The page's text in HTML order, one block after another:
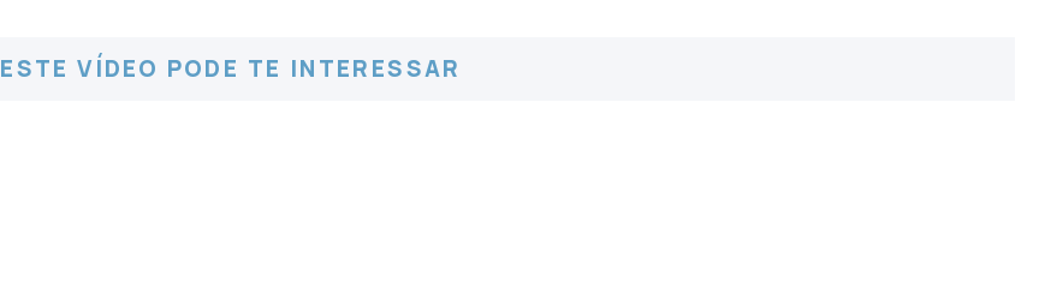
ESTE VÍDEO PODE TE INTERESSAR